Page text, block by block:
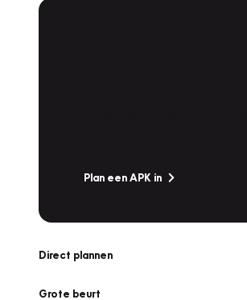
Plan een APK in
Direct plannen
Grote beurt